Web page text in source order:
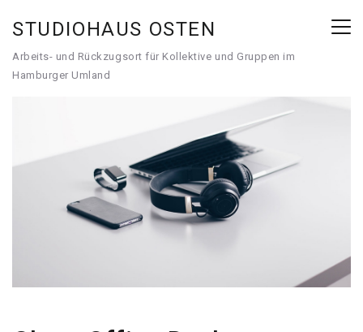
STUDIOHAUS OSTEN
Arbeits- und Rückzugsort für Kollektive und Gruppen im
Hamburger Umland